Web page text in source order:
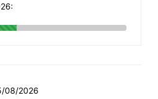
08/2026